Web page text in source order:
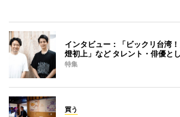
インタビュー：「ビックリ台湾
燈初上」など タレント・俳優と
特集
買う